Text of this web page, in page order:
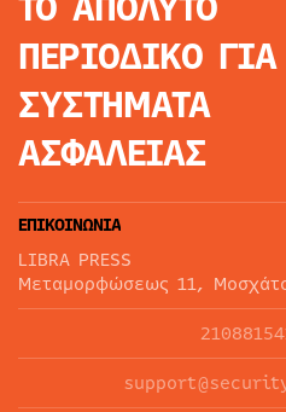
ΠΕΡΙΟΔΙΚΟ
ΣΥΣΤΗΜΑΤΑ
ΑΣΦΑΛΕΙΑΣ
ΕΠΙΚΟΙΝΩΝΙΑ
LIBRA PRESS
Μεταμορφώσεως 11,